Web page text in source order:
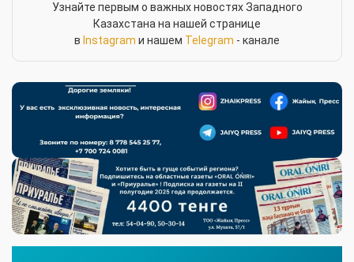
Узнайте первым о важных новостях Западного
Казахстана на нашей странице
в Instagram и нашем Telegram - канале